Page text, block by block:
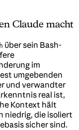
Claude macht
über sein Bash-
im
umgebenden
und verwandter
real ist,
Kontext hält
niedrig, die isoliert
sicher sind.